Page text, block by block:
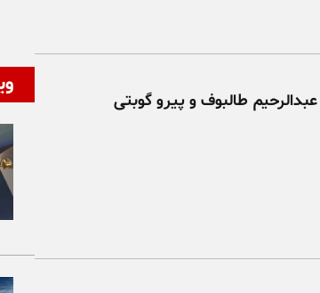
عبدالرحیم طالبوف و پیرو گوبتی